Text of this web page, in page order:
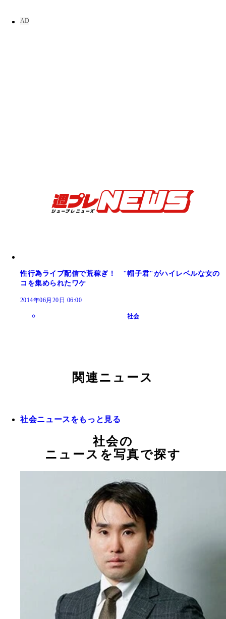
性行為ライブ配信で荒稼ぎ！ "帽子君"がハイレベルな女の
コを集められたワケ
2014年06月20日 06:00
社会
関連ニュース
社会ニュースをもっと見る
社会の
ニュースを写真で探す